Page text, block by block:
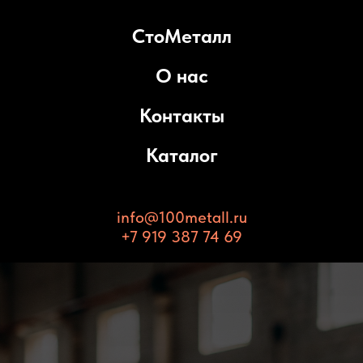
СтоМеталл
О нас
Контакты
Каталог
info@100metall.ru
+7 919 387 74 69